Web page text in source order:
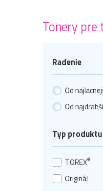
Tonery pre
Radenie
Od
Od
Typ produktu
TOREX®
Originál